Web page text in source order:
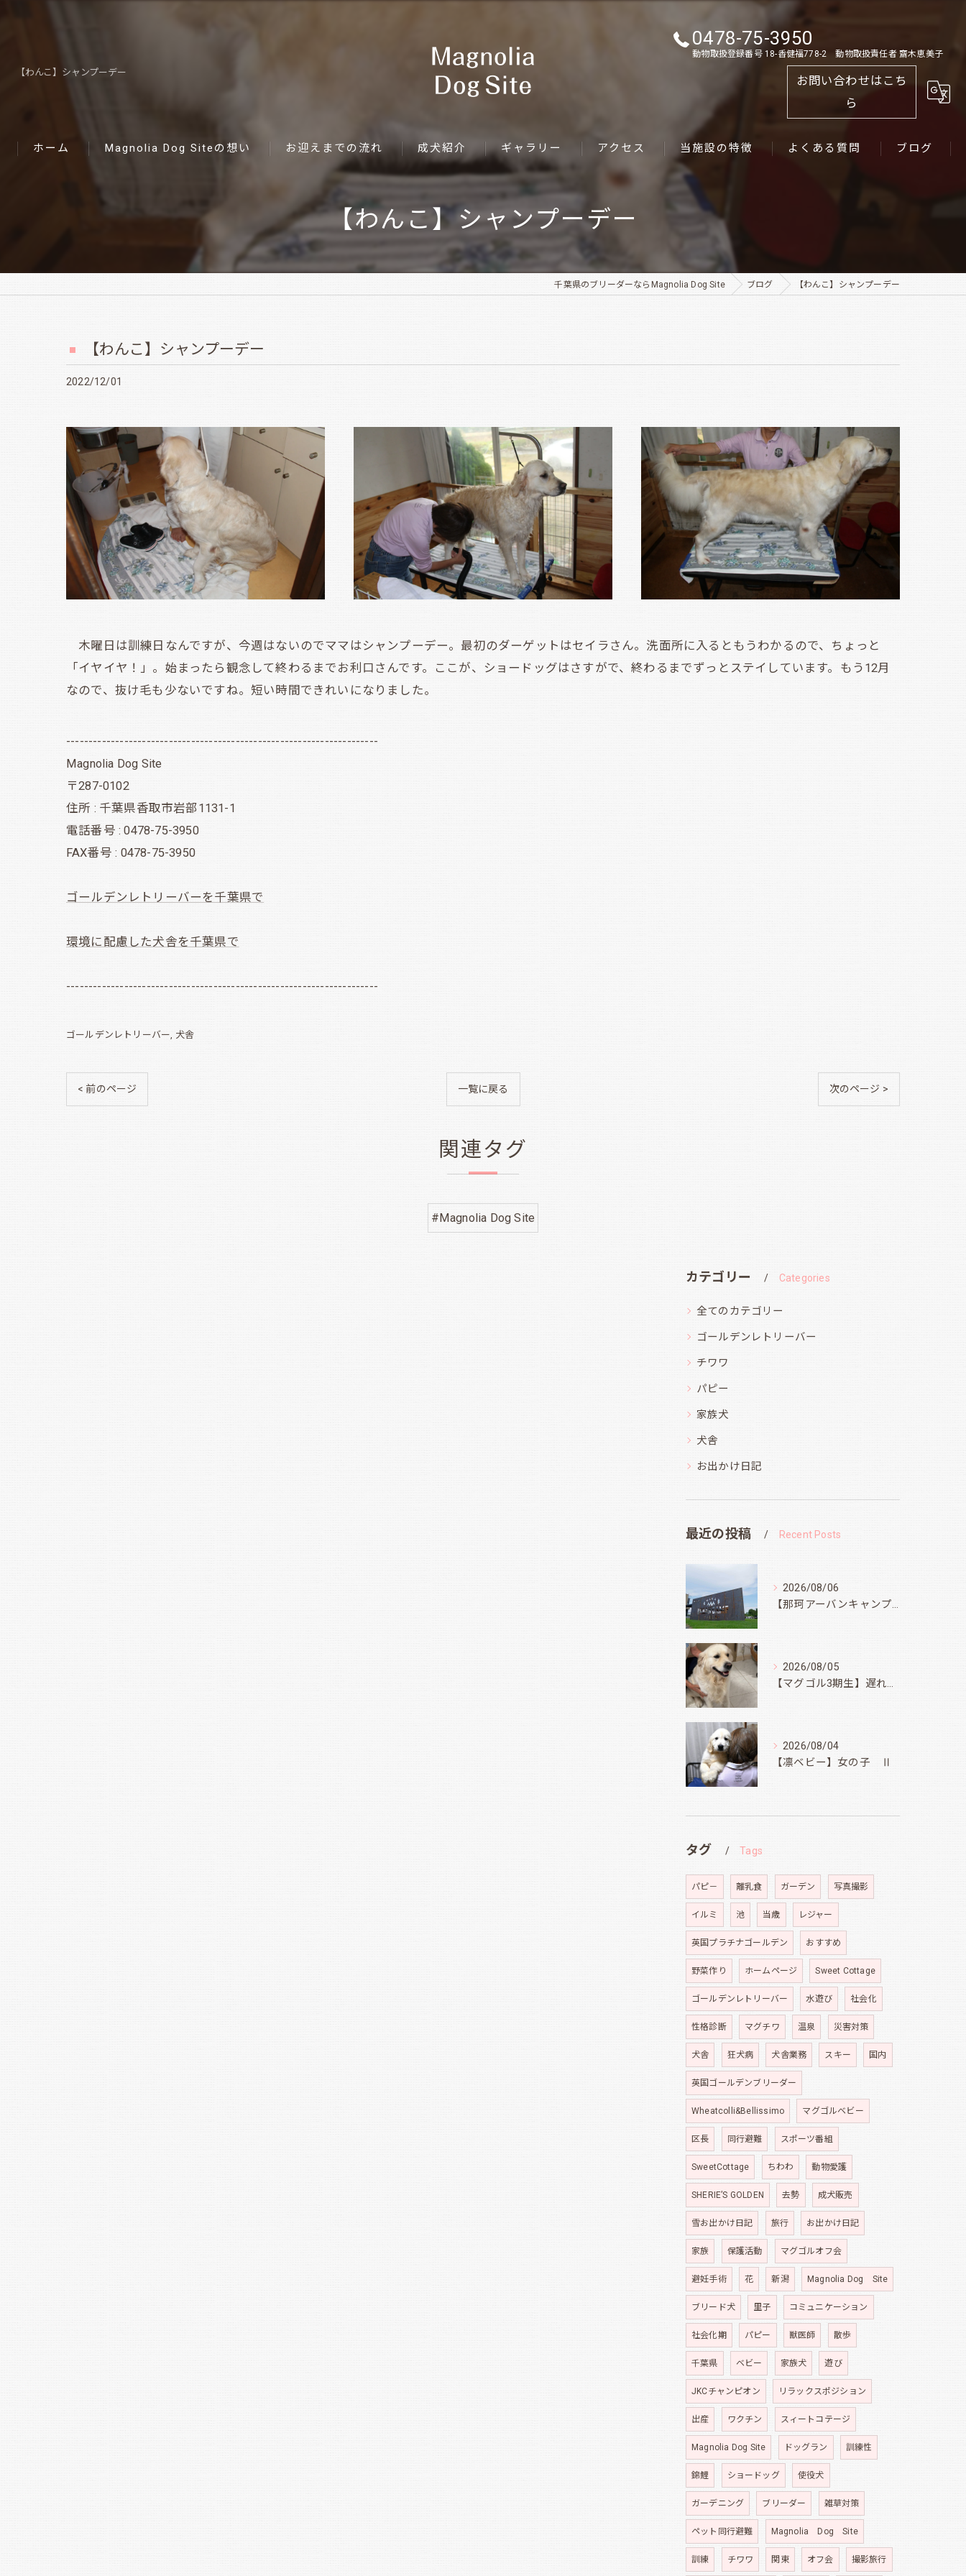
【わんこ】シャンプーデー
0478-75-3950
動物取扱登録番号 18-香健福778-2 動物取扱責任者 齋木恵美子
お問い合わせはこち
ら
ホーム Magnolia Dog Siteの想い お迎えまでの流れ 成犬紹介 ギャラリー アクセス 当施設の特徴
ゴールデンレトリーバー
犬舎
よくある質問 ブログ
【わんこ】シャンプーデー
千葉県のブリーダーならMagnolia Dog Site ブログ 【わんこ】シャンプーデー
【わんこ】シャンプーデー
2022/12/01
木曜日は訓練日なんですが、今週はないのでママはシャンプーデー。最初のダーゲットはセイラさん。洗面所に入るともうわかるので、ちょっと
「イヤイヤ！」。始まったら観念して終わるまでお利口さんです。ここが、ショードッグはさすがで、終わるまでずっとステイしています。もう12月
なので、抜け毛も少ないですね。短い時間できれいになりました。
----------------------------------------------------------------------
Magnolia Dog Site
〒287-0102
住所 : 千葉県香取市岩部1131-1
電話番号 : 0478-75-3950
FAX番号 : 0478-75-3950
ゴールデンレトリーバーを千葉県で
環境に配慮した犬舎を千葉県で
----------------------------------------------------------------------
ゴールデンレトリーバー 犬舎
< 前のページ 一覧に戻る 次のページ >
関連タグ
#Magnolia Dog Site
カテゴリー Categories
全てのカテゴリー
ゴールデンレトリーバー
チワワ
パピー
家族犬
犬舎
お出かけ日記
最近の投稿 Recent Posts
2026/08/06
【那珂アーバンキャンプフィールド】
2026/08/05
【マグゴル3期生】遅ればせながら
2026/08/04
【凛ベビー】女の子 Ⅱ
タグ Tags
パピ－ 離乳食 ガーデン 写真撮影
イルミ 池 当歳 レジャー
英国プラチナゴールデン おすすめ
野菜作り ホームページ Sweet Cottage
ゴールデンレトリーバー 水遊び 社会化
性格診断 マグチワ 温泉 災害対策
犬舎 狂犬病 犬舎業務 スキー 国内
英国ゴールデンブリーダー
Wheatcolli&Bellissimo マグゴルベビー
区長 同行避難 スポーツ番組
SweetCottage ちわわ 動物愛護
SHERIE’S GOLDEN 去勢 成犬販売
雪お出かけ日記 旅行 お出かけ日記
家族 保護活動 マグゴルオフ会
避妊手術 花 新潟 Magnolia Dog Site
ブリード犬 里子 コミュニケーション
社会化期 パピー 獣医師 散歩
千葉県 ベビー 家族犬 遊び
JKCチャンピオン リラックスポジション
出産 ワクチン スィートコテージ
Magnolia Dog Site ドッグラン 訓練性
錦鯉 ショードッグ 使役犬
ガーデニング ブリーダー 雑草対策
ペット同行避難 Magnolia Dog Site
訓練 チワワ 関東 オフ会 撮影旅行